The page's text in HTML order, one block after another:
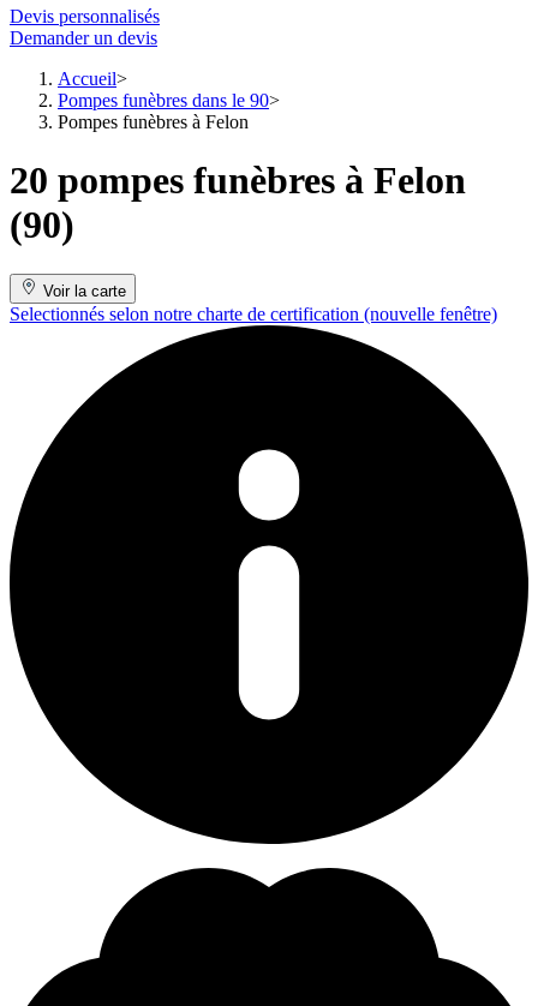
Devis personnalisés
Demander un devis
Accueil
Pompes funèbres dans le 90
Pompes funèbres à Felon
20 pompes funèbres à Felon
(90)
Voir la carte
Selectionnés selon notre charte de certification (nouvelle fenêtre)